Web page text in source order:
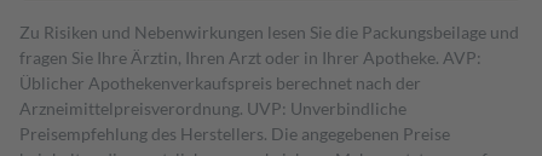
Zu Risiken und Nebenwirkungen lesen Sie die Packungsbeilage und
fragen Sie Ihre Ärztin, Ihren Arzt oder in Ihrer Apotheke. AVP:
Üblicher Apothekenverkaufspreis berechnet nach der
Arzneimittelpreisverordnung. UVP: Unverbindliche
Preisempfehlung des Herstellers. Die angegebenen Preise